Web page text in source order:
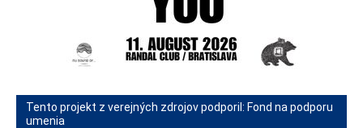
Tento projekt z verejných zdrojov podporil: Fond na podporu
umenia